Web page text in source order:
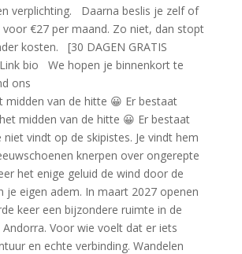
midden van de hitte 😀 Er bestaat